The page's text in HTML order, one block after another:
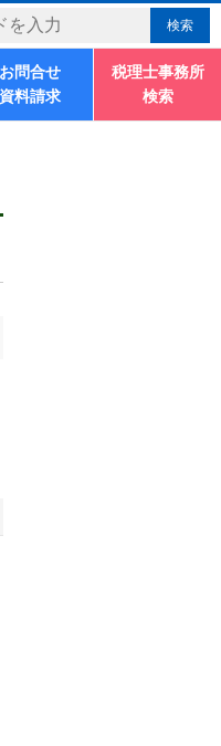
お問合せ
資料請求
税理士事務所
検索